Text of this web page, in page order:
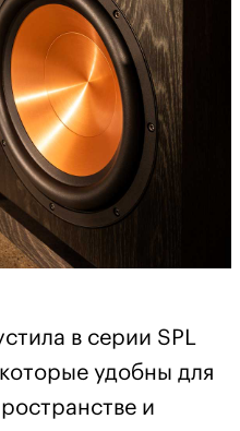
в серии SPL
удобны для
и